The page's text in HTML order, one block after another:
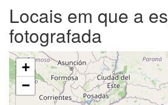
Locais em que a
fotografada
+
−